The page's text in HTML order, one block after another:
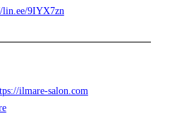
lin.ee/9IYX7zn
ilmare-salon.com